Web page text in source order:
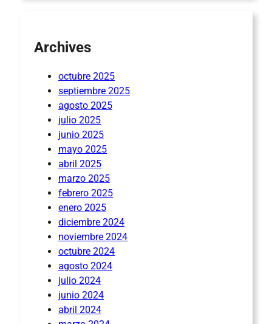
Archives
octubre 2025
septiembre 2025
agosto 2025
julio 2025
junio 2025
mayo 2025
abril 2025
marzo 2025
febrero 2025
enero 2025
diciembre 2024
noviembre 2024
octubre 2024
agosto 2024
julio 2024
junio 2024
abril 2024